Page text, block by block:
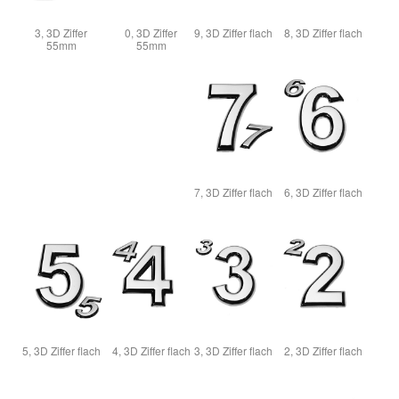
3, 3D Ziffer
55mm
0, 3D Ziffer
55mm
9, 3D Ziffer flach 8, 3D Ziffer flach
7, 3D Ziffer flach 6, 3D Ziffer flach
5, 3D Ziffer flach 4, 3D Ziffer flach 3, 3D Ziffer flach 2, 3D Ziffer flach